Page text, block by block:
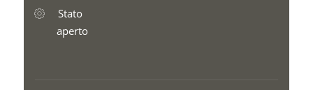
Stato
aperto